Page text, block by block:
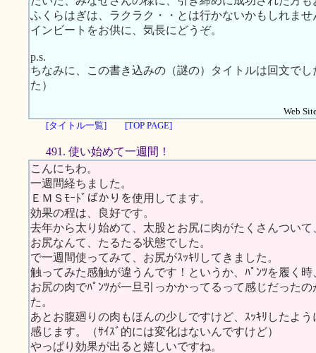
ふくらはぎは、ラクラク・・とは行かないかもしれま
インビートをお供に、気長にどうぞ。
p.s.
ちなみに、この書き込みの（謎の）タイトルは回文で
た）
Web
[タイトル一覧]
[TOP PAGE]
491. 使い始めて一週間！
こんにちわ。
一週間経ちました。
ＥＭＳﾓｰﾄﾞばかりを使用してます。
効果の程は、良好です。
去年から太り始めて、太股とお尻に肉がたくさんついて
お尻なんて、たるたる状態でした。
で一週間使ってみて、お尻がｽｯｷﾘしてきました。
触ってみた感触が違うんです！というか、ﾊﾟﾝﾂを履く時
お尻の肉でﾊﾟﾝﾂが一旦引っかかってるって感じだった
た。
あとお腹廻りの肉もほんの少しですけど、ｽｯｷﾘしたよう
感じます。（ｻｲｽﾞ的には変化はないんですけど）
やっぱり効果が出ると嬉しいですね。